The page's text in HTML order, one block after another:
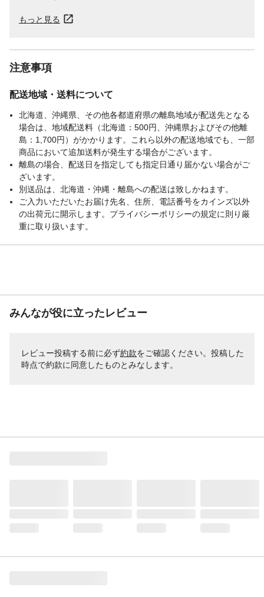
もっと見る
注意事項
配送地域・送料について
北海道、沖縄県、その他各都道府県の離島地域が配送先となる
場合は、地域配送料（北海道：500円、沖縄県およびその他離
島：1,700円）がかかります。これら以外の配送地域でも、一部
商品において追加送料が発生する場合がございます。
離島の場合、配送日を指定しても指定日通り届かない場合がご
ざいます。
別送品は、北海道・沖縄・離島への配送は致しかねます。
ご入力いただいたお届け先名、住所、電話番号をカインズ以外
の出荷元に開示します。プライバシーポリシーの規定に則り厳
重に取り扱います。
みんなが役に立ったレビュー
レビュー投稿する前に必ず約款をご確認ください。投稿した
時点で約款に同意したものとみなします。